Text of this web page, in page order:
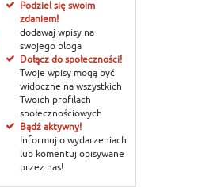
Podziel się swoim
zdaniem!
dodawaj wpisy na
swojego bloga
Dołącz do społeczności!
Twoje wpisy mogą być
widoczne na wszystkich
Twoich profilach
społecznościowych
Bądź aktywny!
Informuj o wydarzeniach
lub komentuj opisywane
przez nas!